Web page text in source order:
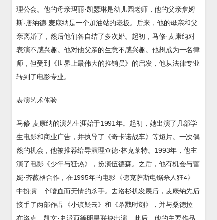
理公会。他的母亲玛丽·凯瑟琳是幼儿园老师，他的父亲詹姆
斯·唐纳德·麦康纳是一个加油站的老板。后来，他的母亲和父
亲离婚了，然后他们各自结了多次婚。起初，马修·麦康纳对
表演不感兴趣。他对他父亲的生意不感兴趣。他想成为一名律
师，但受到《世界上最伟大的推销员》的启发，他从法律专业
转到了电影专业。
表演艺术体验
马修·麦康纳的演艺生涯始于1991年。起初，她出演了几部学
生电影和商业广告，并执导了《奇卡诺战车》等短片。一次偶
然的机会，他被推荐给导演理查德·林克莱特。1993年，他主
演了电影《少年与狂热》，扮演伍德森。之后，他有机会与蕾
妮·齐薇格合作，在1995年的电影《德克萨斯电锯杀人狂4》
中扮演一个嗜血而无情的杀手。去洛杉机发展后，麦康纳先后
接手了两部作品《小镇疑云》和《杀戮时刻》，并与桑德拉·
布洛克、凯文·史派西等明星联袂出演。此后，他的主要作品